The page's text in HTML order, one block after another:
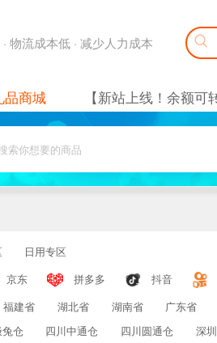
物流成本低 · 减少人力成本 
品商城 【新站上线！余额可
日用专区
京东 拼多多 抖音
福建省 湖北省 湖南省 广东省
仓 四川中通仓 四川圆通仓 深